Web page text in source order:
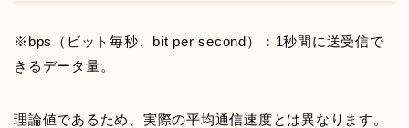
※bps（ビット毎秒、bit per second）：1秒間に送受信で
きるデータ量。
理論値であるため、実際の平均通信速度とは異なります。